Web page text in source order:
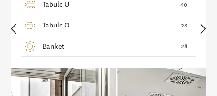
Tabule U 40
Tabule O 28
Banket 28